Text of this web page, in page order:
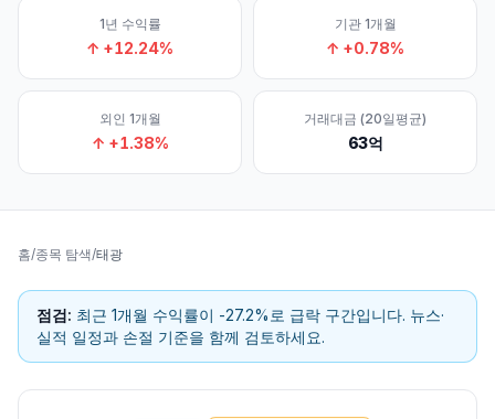
1년 수익률
↑ +12.24%
기관 1개월
↑ +0.78%
외인 1개월
↑ +1.38%
거래대금 (20일평균)
63억
홈/종목 탐색/태광
점검: 최근 1개월 수익률이 -27.2%로 급락 구간입니다. 뉴스·
실적 일정과 손절 기준을 함께 검토하세요.